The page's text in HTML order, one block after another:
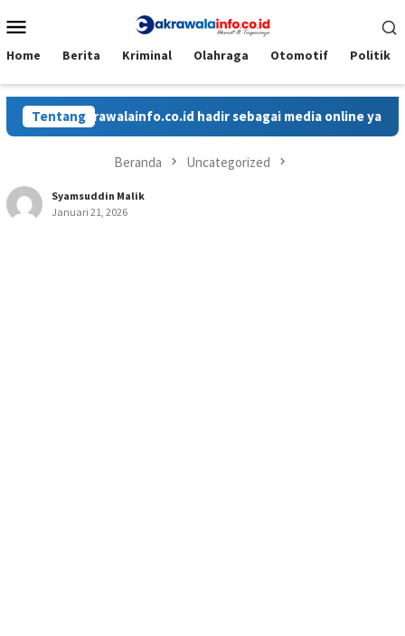
ke
Mobile
Home Berita Kriminal Olahraga Otomotif Politik
Tentang
Cakrawalainfo.co.id hadir sebagai media online yang
Beranda Uncategorized
Syamsuddin Malik
Januari 21, 2026